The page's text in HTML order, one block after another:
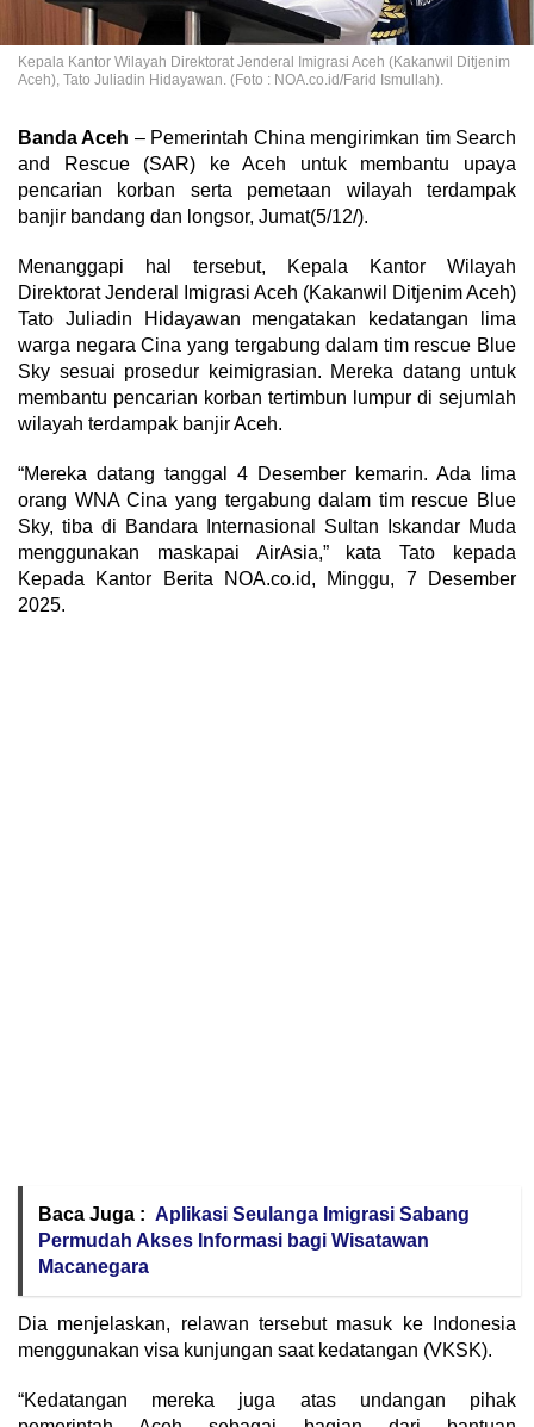
Kepala Kantor Wilayah Direktorat Jenderal Imigrasi Aceh (Kakanwil Ditjenim
Aceh), Tato Juliadin Hidayawan. (Foto : NOA.co.id/Farid Ismullah).
Banda Aceh – Pemerintah China mengirimkan tim Search
and Rescue (SAR) ke Aceh untuk membantu upaya
pencarian korban serta pemetaan wilayah terdampak
banjir bandang dan longsor, Jumat(5/12/).
Menanggapi hal tersebut, Kepala Kantor Wilayah
Direktorat Jenderal Imigrasi Aceh (Kakanwil Ditjenim Aceh)
Tato Juliadin Hidayawan mengatakan kedatangan lima
warga negara Cina yang tergabung dalam tim rescue Blue
Sky sesuai prosedur keimigrasian. Mereka datang untuk
membantu pencarian korban tertimbun lumpur di sejumlah
wilayah terdampak banjir Aceh.
“Mereka datang tanggal 4 Desember kemarin. Ada lima
orang WNA Cina yang tergabung dalam tim rescue Blue
Sky, tiba di Bandara Internasional Sultan Iskandar Muda
menggunakan maskapai AirAsia,” kata Tato kepada
Kepada Kantor Berita NOA.co.id, Minggu, 7 Desember
2025.
Baca Juga : Aplikasi Seulanga Imigrasi Sabang
Permudah Akses Informasi bagi Wisatawan
Macanegara
Dia menjelaskan, relawan tersebut masuk ke Indonesia
menggunakan visa kunjungan saat kedatangan (VKSK).
“Kedatangan mereka juga atas undangan pihak